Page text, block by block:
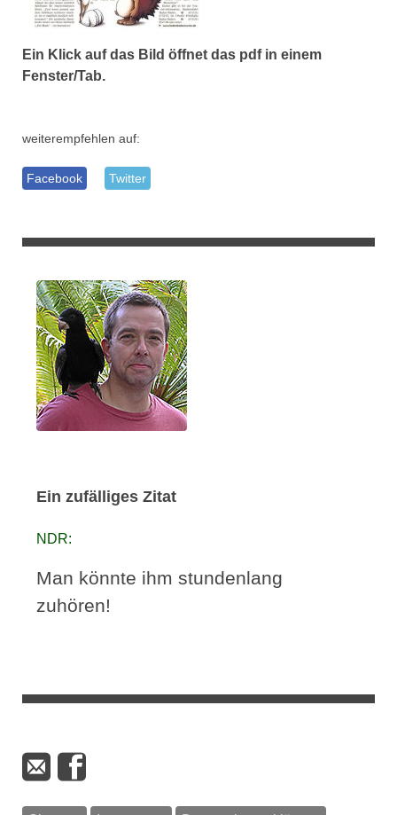
Ein Klick auf das Bild öffnet das pdf in einem
Fenster/Tab.
weiterempfehlen auf:
Facebook Twitter
Ein zufälliges Zitat
NDR:
Man könnte ihm stundenlang
zuhören!